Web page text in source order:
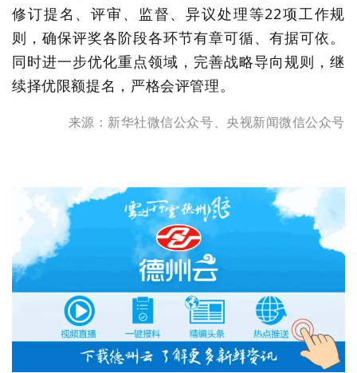
修订提名、评审、监督、异议处理等22项工作规
则，确保评奖各阶段各环节有章可循、有据可依。
同时进一步优化重点领域，完善战略导向规则，继
续择优限额提名，严格会评管理。
来源：新华社微信公众号、央视新闻微信公众号